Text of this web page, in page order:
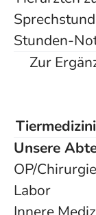
Stunden-
Zur
Unsere
OP/
Labor